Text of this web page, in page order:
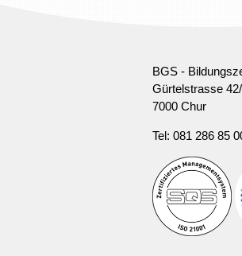
BGS -
Gürtelstrasse
7000 Chur
Tel: 081 286 85